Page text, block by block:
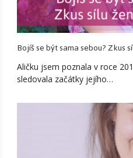
Bojíš se být sama sebou? Zkus
Aličku jsem poznala v roce
sledovala začátky jejího…